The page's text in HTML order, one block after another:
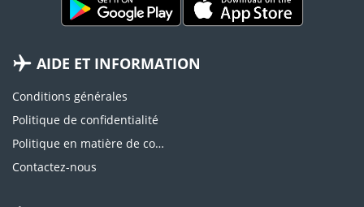
AIDE ET INFORMATION
Conditions générales
Politique de confidentialité
Politique en matière de cookies
Contactez-nous